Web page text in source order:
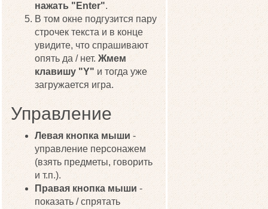
нажать "Enter".
В том окне подгузится пару
строчек текста и в конце
увидите, что спрашивают
опять да / нет. Жмем
клавишу "Y" и тогда уже
загружается игра.
Управление
Левая кнопка мыши -
управление персонажем
(взять предметы, говорить
и т.п.).
Правая кнопка мыши -
показать / спрятать